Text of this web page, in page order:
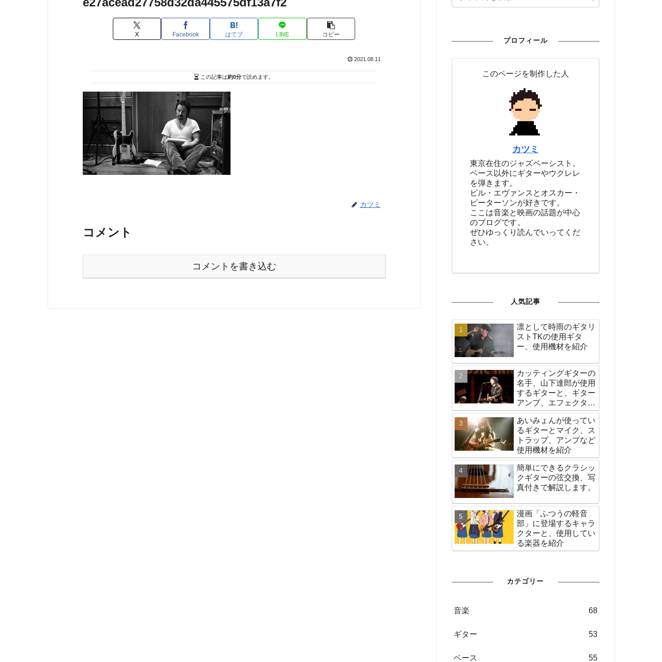
X Facebook はてブ LINE コピー
2021.08.11
この記事は約0分で読めます。
カツミ
コメント
コメントを書き込む
プロフィール
このページを制作した人
カツミ
東京在住のジャズベーシスト。
ベース以外にギターやウクレレ
を弾きます。
ビル・エヴァンスとオスカー・
ピーターソンが好きです。
ここは音楽と映画の話題が中心
のブログです。
ぜひゆっくり読んでいってくだ
さい。
人気記事
凛として時雨のギタリ
ストTKの使用ギタ
ー、使用機材を紹介
カッティングギターの
名手、山下達郎が使用
するギターと、ギター
アンプ、エフェクター
など機材の紹介
あいみょんが使ってい
るギターとマイク、ス
トラップ、アンプなど
使用機材を紹介
簡単にできるクラシッ
クギターの弦交換、写
真付きで解説します。
漫画「ふつうの軽音
部」に登場するキャラ
クターと、使用してい
る楽器を紹介
カテゴリー
音楽 68
ギター 53
ベース 55